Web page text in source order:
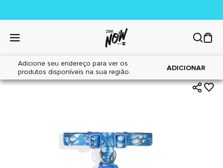
Adicione seu endereço para ver os
produtos disponíveis na sua região.
ADICIONAR
Home|Cães|Acessórios